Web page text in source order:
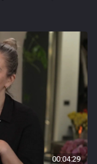
00:04:29